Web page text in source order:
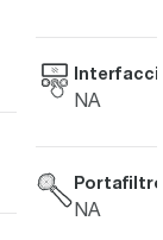
NA
NA